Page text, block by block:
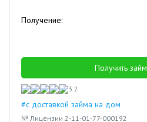
Получение:
Получить займ
3.2
#с доставкой займа на дом
№ Лицензии 2-11-01-77-000192